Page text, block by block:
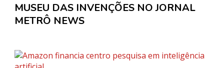
MUSEU DAS INVENÇÕES NO JORNAL
METRÔ NEWS